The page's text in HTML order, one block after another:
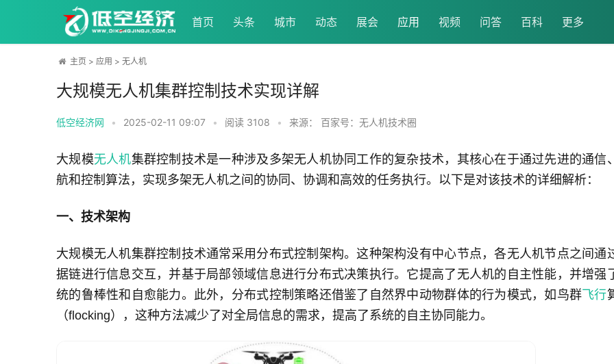
首页 头条 城市 动态 展会 应用 视频 问答 百科 更多
主页 > 应用 > 无人机
大规模无人机集群控制技术实现详解
低空经济网 • 2025-02-11 09:07 • 阅读 3108 • 来源： 百家号：无人机技术圈
大规模无人机集群控制技术是一种涉及多架无人机协同工作的复杂技术，其核心在于通过先进的通信
航和控制算法，实现多架无人机之间的协同、协调和高效的任务执行。以下是对该技术的详细解析：
一、技术架构
大规模无人机集群控制技术通常采用分布式控制架构。这种架构没有中心节点，各无人机节点之间通
据链进行信息交互，并基于局部领域信息进行分布式决策执行。它提高了无人机的自主性能，并增强
统的鲁棒性和自愈能力。此外，分布式控制策略还借鉴了自然界中动物群体的行为模式，如鸟群 飞行
（flocking），这种方法减少了对全局信息的需求，提高了系统的自主协同能力。